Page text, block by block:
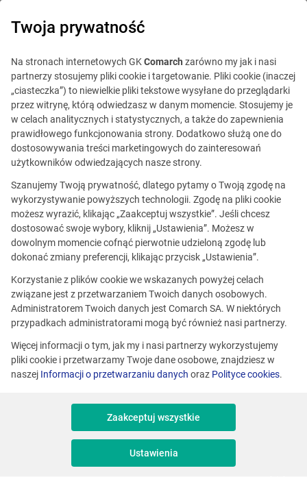
Ta oferta jest już
nieaktualna.
Zobacz podobne oferty
Kraków
Twoja prywatność
Na stronach internetowych GKComarch zarówno my jak i nasi
partnerzy stosujemy pliki cookie i targetowanie. Pliki cookie (inaczej
„ciasteczka”) to niewielkie pliki tekstowe wysyłane do przeglądarki
przez witrynę, którą odwiedzasz w danym momencie. Stosujemy je
w celach analitycznych i statystycznych, a także do zapewnienia
prawidłowego funkcjonowania strony. Dodatkowo służą one do
dostosowywania treści marketingowych do zainteresowań
użytkowników odwiedzających nasze strony.
Szanujemy Twoją prywatność, dlatego pytamy o Twoją zgodę na
wykorzystywanie powyższych technologii. Zgodę na pliki cookie
możesz wyrazić, klikając „Zaakceptuj wszystkie”. Jeśli chcesz
dostosować swoje wybory, kliknij „Ustawienia”. Możesz w
dowolnym momencie cofnąć pierwotnie udzieloną zgodę lub
dokonać zmiany preferencji, klikając przycisk „Ustawienia”.
Korzystanie z plików cookie we wskazanych powyżej celach
związane jest z przetwarzaniem Twoich danych osobowych.
Administratorem Twoich danych jest Comarch SA. W niektórych
przypadkach administratorami mogą być również nasi partnerzy.
Więcej informacji o tym, jak my i nasi partnerzy wykorzystujemy
pliki cookie i przetwarzamy Twoje dane osobowe, znajdziesz w
naszej Informacji o przetwarzaniu danych oraz Polityce cookies.
Zaakceptuj wszystkie
Ustawienia